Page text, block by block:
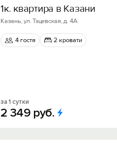
1к. квартира в Казани
Казань, ул. Тэцевская, д. 4А
4 гостя 2 кровати
за 1 сутки
2 349 руб.